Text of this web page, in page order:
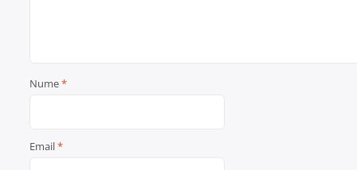
Nume*
Email*